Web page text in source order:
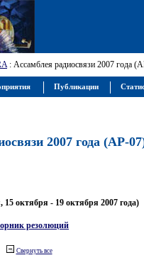
: Ассамблея радиосвязи 2007 года
2007 года (АР-
октября - 19 октября 2007 года)
резолюций
Свернуть все
Публикации